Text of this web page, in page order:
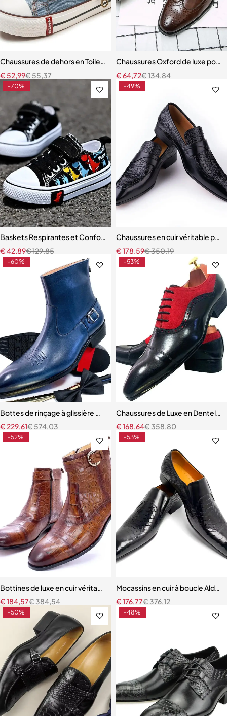
Chaussures de dehors en Toile pour Enfant Garçon et Fille
€55,37
€ 52,99
Chaussures Oxford de luxe pour
€134,84
€64,72
-70%
Baskets Respirantes et Confortables à Semelle Souple pour Enfant
€129,85
€42,89
-49%
Chaussures en cuir véritable
€350,19
€178,59
-60%
Bottes de rinçage à glissière mi-mollet pour hommes
€574,03
€229,61
-53%
Chaussures de Luxe en Dentelle
€358,80
€168,64
-52%
Bottines de luxe en cuir véritable pour hommes, chaussures
€384,54
€184,57
-53%
Mocassins en cuir à boucle Ald-
€376,12
€176,77
-50% -48%